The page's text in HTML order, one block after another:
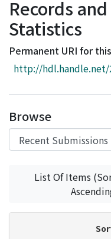
Download Ranking
Access Statistics
Library Network
Records
Statistics
Permanent URI for
http://hdl.handle.net/
Browse
List Of Items